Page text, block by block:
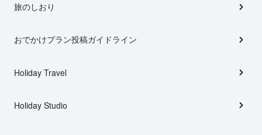
旅のしおり
おでかけプラン投稿ガイドライン
Holiday Travel
Holiday Studio